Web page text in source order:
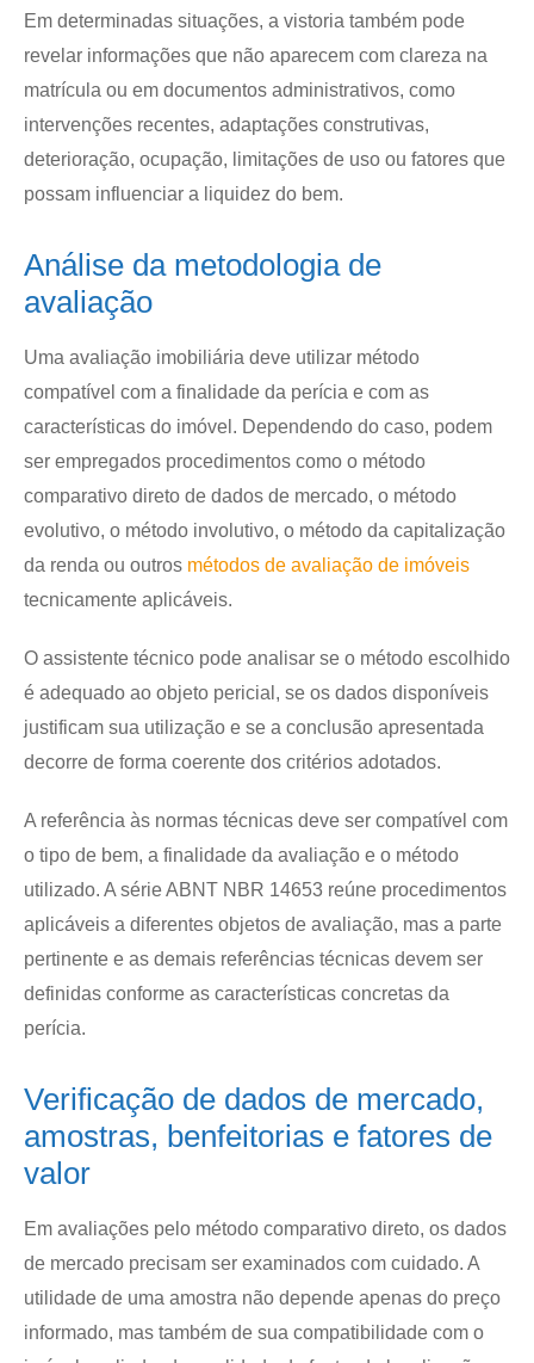
Em determinadas situações, a vistoria também pode
revelar informações que não aparecem com clareza na
matrícula ou em documentos administrativos, como
intervenções recentes, adaptações construtivas,
deterioração, ocupação, limitações de uso ou fatores que
possam influenciar a liquidez do bem.
Análise da metodologia de
avaliação
Uma avaliação imobiliária deve utilizar método
compatível com a finalidade da perícia e com as
características do imóvel. Dependendo do caso, podem
ser empregados procedimentos como o método
comparativo direto de dados de mercado, o método
evolutivo, o método involutivo, o método da capitalização
da renda ou outros métodos de avaliação de imóveis
tecnicamente aplicáveis.
O assistente técnico pode analisar se o método escolhido
é adequado ao objeto pericial, se os dados disponíveis
justificam sua utilização e se a conclusão apresentada
decorre de forma coerente dos critérios adotados.
A referência às normas técnicas deve ser compatível com
o tipo de bem, a finalidade da avaliação e o método
utilizado. A série ABNT NBR 14653 reúne procedimentos
aplicáveis a diferentes objetos de avaliação, mas a parte
pertinente e as demais referências técnicas devem ser
definidas conforme as características concretas da
perícia.
Verificação de dados de mercado,
amostras, benfeitorias e fatores de
valor
Em avaliações pelo método comparativo direto, os dados
de mercado precisam ser examinados com cuidado. A
utilidade de uma amostra não depende apenas do preço
informado, mas também de sua compatibilidade com o